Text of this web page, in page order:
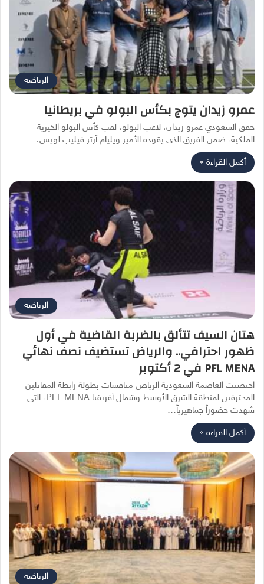
الرياضة
عمرو زيدان يتوج بكأس البولو في بريطانيا
حقق السعودي عمرو زيدان، لاعب البولو، لقب كأس البولو الخيرية
الملكية، ضمن الفريق الذي يقوده الأمير ويليام آرثر فيليب لويس،…
أكمل القراءة »
الرياضة
هتان السيف تتألق بالضربة القاضية في أول
ظهور احترافي.. والرياض تستضيف نصف نهائي
PFL MENA في 2 أكتوبر
احتضنت العاصمة السعودية الرياض منافسات بطولة رابطة المقاتلين
المحترفين لمنطقة الشرق الأوسط وشمال أفريقيا PFL MENA، التي
شهدت حضوراً جماهيرياً…
أكمل القراءة »
الرياضة